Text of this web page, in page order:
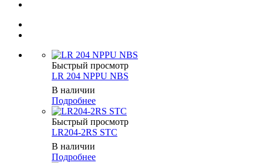
Быстрый просмотр
LR 204 NPPU NBS
В наличии
Подробнее
Быстрый просмотр
LR204-2RS STC
В наличии
Подробнее